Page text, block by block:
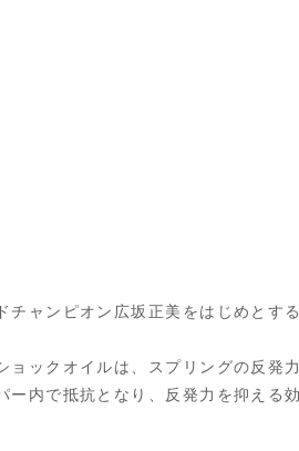
チャンピオン広坂正美をはじめと
ックオイルは、スプリングの反
内で抵抗となり、反発力を抑える